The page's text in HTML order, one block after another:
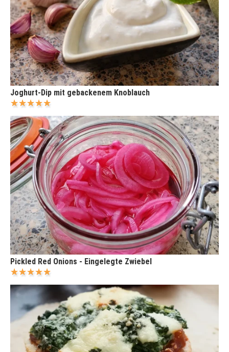
Joghurt-Dip mit gebackenem Knoblauch
Pickled Red Onions - Eingelegte Zwiebel